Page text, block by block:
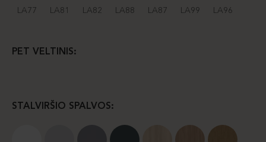
LA77 LA81 LA82 LA88 LA87 LA99 LA96
PET VELTINIS:
STALVIRŠIO SPALVOS: